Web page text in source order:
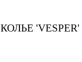
КОЛЬЕ 'VESPER'